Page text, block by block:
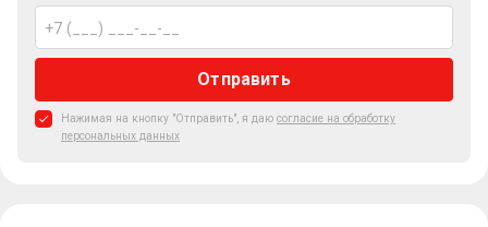
Отправить
Нажимая на кнопку "Отправить", я даю согласие на обработку
персональных данных